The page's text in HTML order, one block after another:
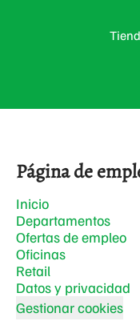
Página de
Inicio
Departamentos
Ofertas de empleo
Oficinas
Retail
Datos y privacidad
Gestionar cookies